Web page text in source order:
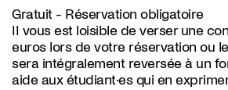
Gratuit - Réservation obligatoire
II vous est loisible de verser une
euros lors de votre réservation ou
sera intégralement reversée à un
aide aux étudiant·es qui en